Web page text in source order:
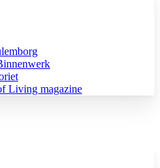
Living magazine